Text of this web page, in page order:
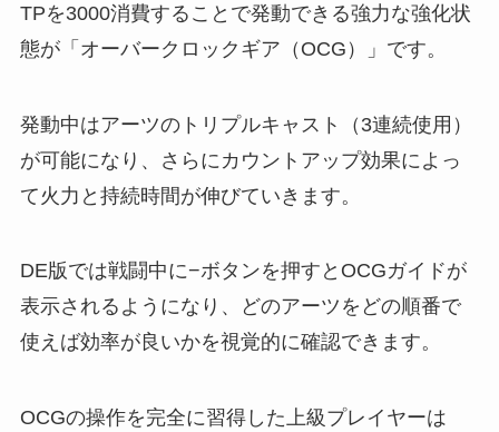
TPを3000消費することで発動できる強力な強化状
態が「オーバークロックギア（OCG）」です。
発動中はアーツのトリプルキャスト（3連続使用）
が可能になり、さらにカウントアップ効果によっ
て火力と持続時間が伸びていきます。
DE版では戦闘中に−ボタンを押すとOCGガイドが
表示されるようになり、どのアーツをどの順番で
使えば効率が良いかを視覚的に確認できます。
OCGの操作を完全に習得した上級プレイヤーは